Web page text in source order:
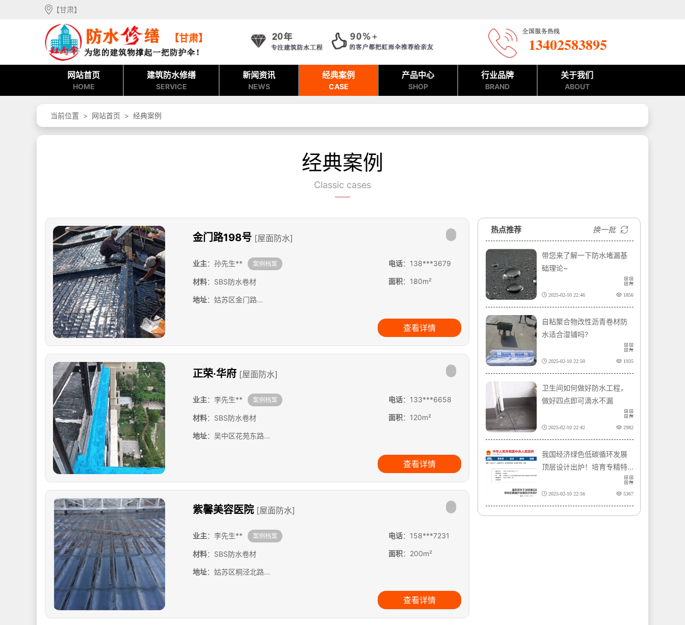
【甘肃】
【甘肃】 13402583895
网站首页
HOME
建筑防水修缮
SERVICE
新闻资讯
NEWS
经典案例
CASE
产品中心
SHOP
行业品牌
BRAND
关于我们
ABOUT
当前位置 网站首页 经典案例
经典案例
Classic cases
金门路198号 [屋面防水]
业主：孙先生** 案例档案 电话：138***3679
材料：SBS防水卷材 面积：180m²
地址：姑苏区金门路...
查看详情
正荣·华府 [屋面防水]
业主：李先生** 案例档案 电话：133***6658
材料：SBS防水卷材 面积：120m²
地址：吴中区花苑东路...
查看详情
紫馨美容医院 [屋面防水]
业主：李先生** 案例档案 电话：158***7231
材料：SBS防水卷材 面积：200m²
地址：姑苏区桐泾北路...
查看详情
热点推荐 换一批
带您来了解一下防水堵漏基
础理论~
2025-02-10 22:46 1856
自粘聚合物改性沥青卷材防
水适合湿铺吗?
2025-02-10 22:50 1935
卫生间如何做好防水工程，
做好四点即可滴水不漏
2025-02-10 22:42 2982
我国经济绿色低碳循环发展
顶层设计出炉！培育专精特
展、指导制定行业相关绿色
标准
2025-02-10 22:56 5367